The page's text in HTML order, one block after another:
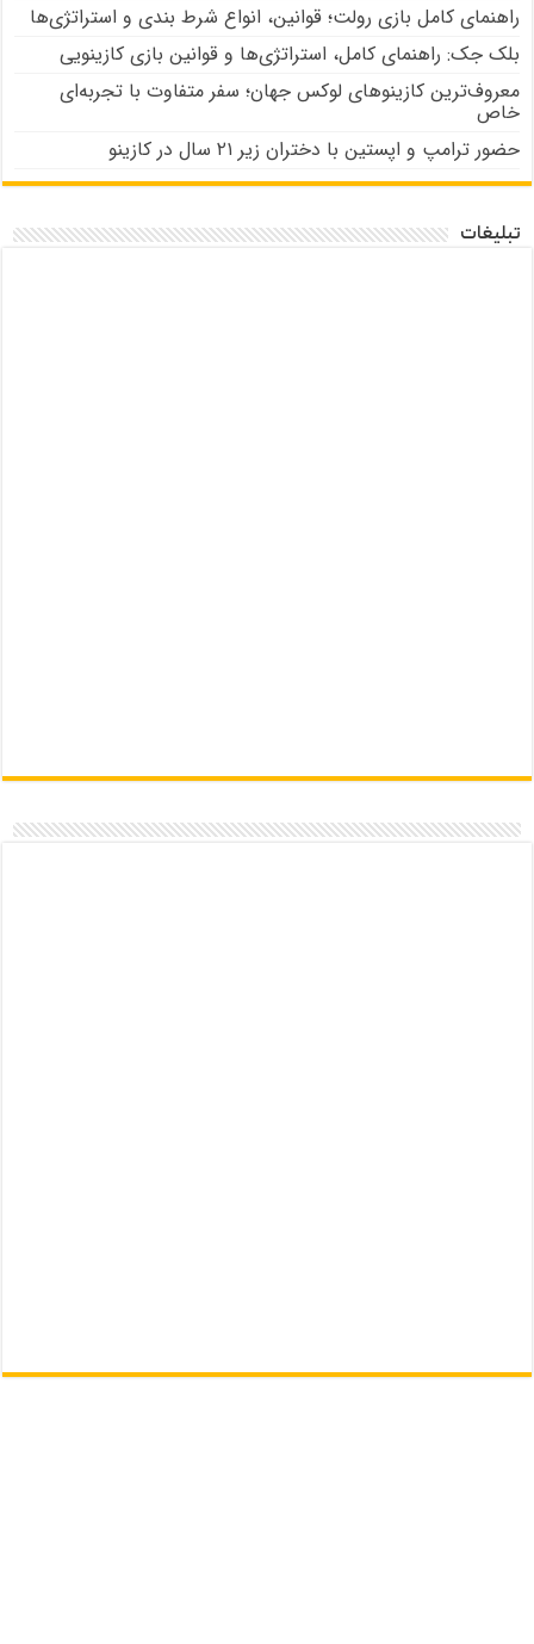
راهنمای کامل بازی رولت؛ قوانین، انواع شرط بندی و استراتژی‌ها
بلک جک: راهنمای کامل، استراتژی‌ها و قوانین بازی کازینویی
معروف‌ترین کازینوهای لوکس جهان؛ سفر متفاوت با تجربه‌ای
خاص
حضور ترامپ و اپستین با دختران زیر ۲۱ سال در کازینو
تبلیغات